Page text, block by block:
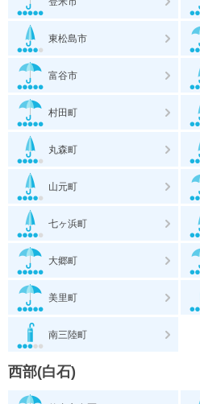
東松島市
富谷市
村田町
丸森町
山元町
七ヶ浜町
大郷町
美里町
南三陸町
西部(白石)